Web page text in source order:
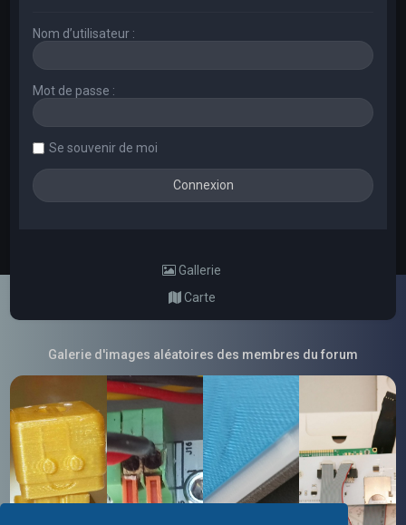
Nom d’utilisateur :
Mot de passe :
Se souvenir de moi
Gallerie
Carte
Galerie d'images aléatoires des membres du forum